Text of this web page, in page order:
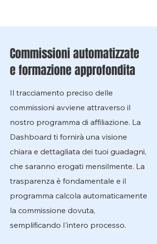
Commissioni automatizzate
e formazione approfondita
Il tracciamento preciso delle
commissioni avviene attraverso il
nostro programma di affiliazione. La
Dashboard ti fornirà una visione
chiara e dettagliata dei tuoi guadagni,
che saranno erogati mensilmente. La
trasparenza è fondamentale e il
programma calcola automaticamente
la commissione dovuta,
semplificando l'intero processo.